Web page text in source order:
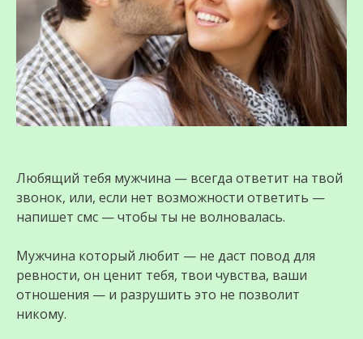
Любящий тебя мужчина — всегда ответит на твой
звонок, или, если нет возможности ответить —
напишет смс — чтобы ты не волновалась.
Мужчина который любит — не даст повод для
ревности, он ценит тебя, твои чувства, ваши
отношения — и разрушить это не позволит
никому.